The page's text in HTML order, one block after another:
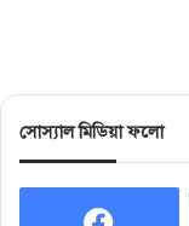
সোস্যাল মিডিয়া ফলো